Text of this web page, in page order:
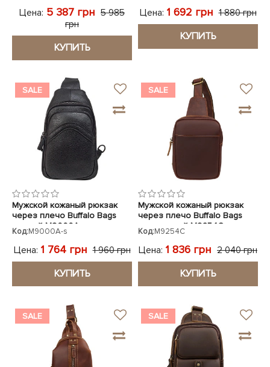
Цена: 5 387 грн 5 985
грн
КУПИТЬ
Цена: 1 692 грн 1 880 грн
КУПИТЬ
SALE
Мужской кожаный рюкзак
через плечо Buffalo Bags
черный M9000A
Код:M9000A-s
Цена: 1 764 грн 1 960 грн
КУПИТЬ
SALE
Мужской кожаный рюкзак
через плечо Buffalo Bags
коричневый M9254C
Код:M9254C
Цена: 1 836 грн 2 040 грн
КУПИТЬ
SALE SALE